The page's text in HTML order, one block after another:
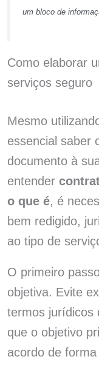
um bloco de
Como elaborar
serviços seguro
Mesmo
essencial saber
documento à
entender
o que é, é
bem redigido,
ao tipo de
O primeiro
objetiva. Evite
termos jurídicos
que o objetivo
acordo de